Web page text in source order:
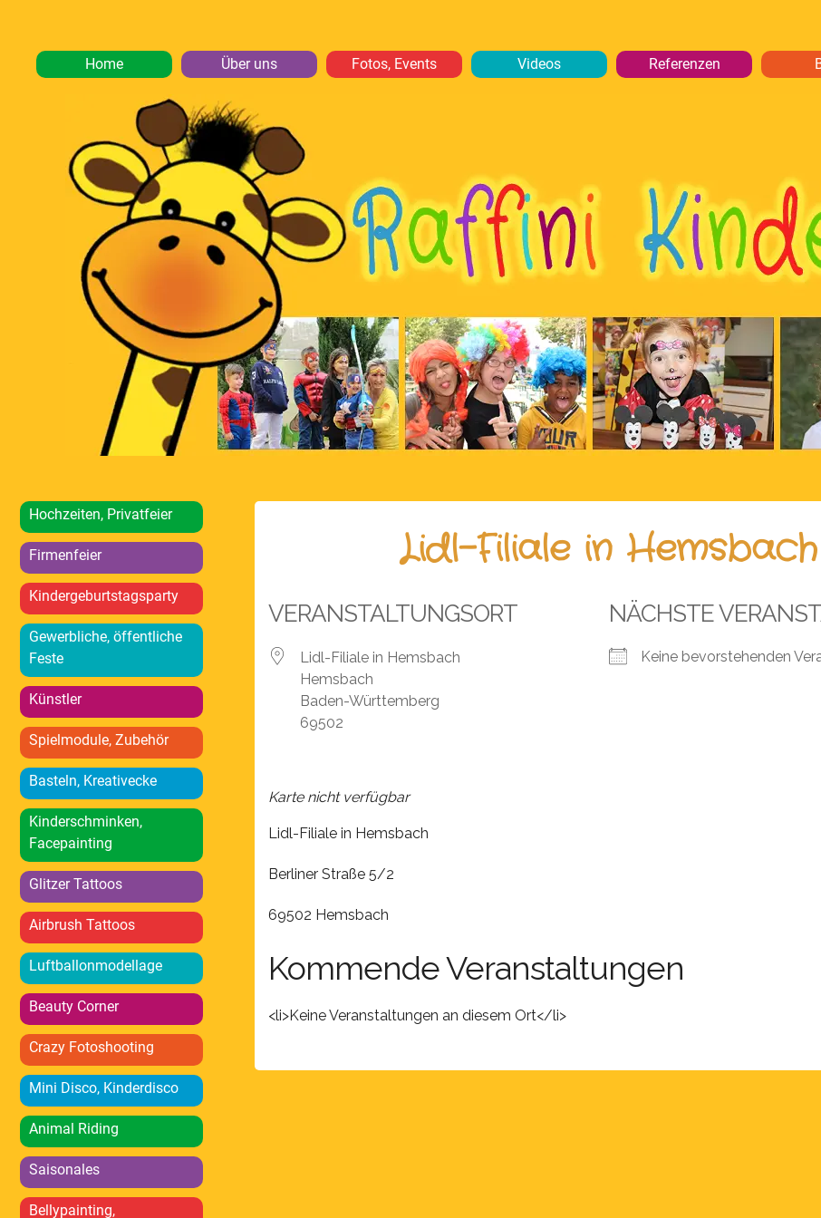
Home Über uns Fotos, Events Videos Referenzen
Hochzeiten, Privatfeier
Firmenfeier
Kindergeburtstagsparty
Gewerbliche, öffentliche
Feste
Künstler
Spielmodule, Zubehör
Basteln, Kreativecke
Kinderschminken,
Facepainting
Glitzer Tattoos
Airbrush Tattoos
Luftballonmodellage
Beauty Corner
Crazy Fotoshooting
Mini Disco, Kinderdisco
Animal Riding
Saisonales
Bellypainting,
Lidl-Filiale in Hemsbach
VERANSTALTUNGSORT
Lidl-Filiale in Hemsbach
Hemsbach
Baden-Württemberg
69502
NÄCHSTE
Keine bevorstehenden
Karte nicht verfügbar
Lidl-Filiale in Hemsbach
Berliner Straße 5/2
69502 Hemsbach
Kommende Veranstaltungen
<li>Keine Veranstaltungen an diesem Ort</li>